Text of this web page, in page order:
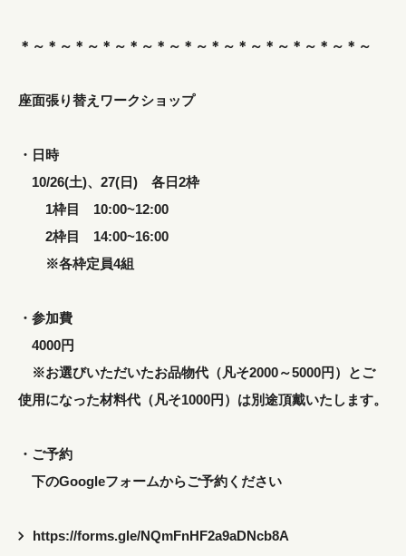
＊～＊～＊～＊～＊～＊～＊～＊～＊～＊～＊～＊～＊～
座面張り替えワークショップ
・日時
10/26(土)、27(日) 各日2枠
1枠目 10:00~12:00
2枠目 14:00~16:00
※各枠定員4組
・参加費
4000円
※お選びいただいたお品物代（凡そ2000～5000円）とご
使用になった材料代（凡そ1000円）は別途頂戴いたします。
・ご予約
下のGoogleフォームからご予約ください
https://forms.gle/NQmFnHF2a9aDNcb8A